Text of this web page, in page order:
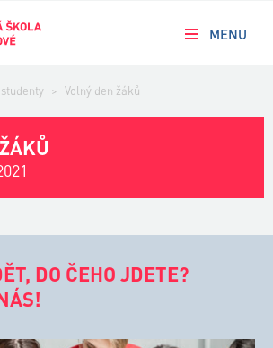
MENU
> Volný den žáků
DO ČEHO JDETE?